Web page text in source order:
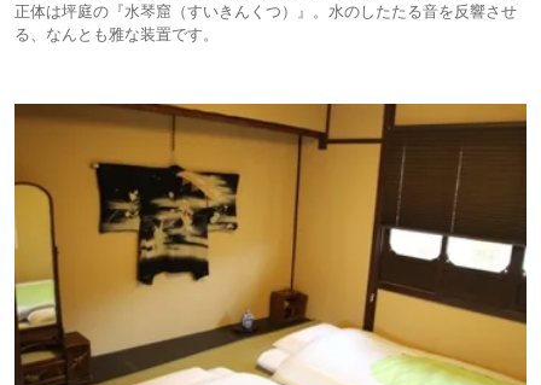
正体は坪庭の『水琴窟（すいきんくつ）』。水のしたたる音を反響させ
る、なんとも雅な装置です。